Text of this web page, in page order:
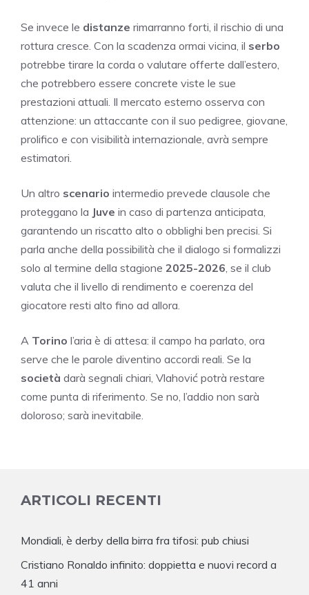
Se invece le distanze rimarranno forti, il rischio di una
rottura cresce. Con la scadenza ormai vicina, il serbo
potrebbe tirare la corda o valutare offerte dall’estero,
che potrebbero essere concrete viste le sue
prestazioni attuali. Il mercato esterno osserva con
attenzione: un attaccante con il suo pedigree, giovane,
prolifico e con visibilità internazionale, avrà sempre
estimatori.
Un altro scenario intermedio prevede clausole che
proteggano la Juve in caso di partenza anticipata,
garantendo un riscatto alto o obblighi ben precisi. Si
parla anche della possibilità che il dialogo si formalizzi
solo al termine della stagione 2025-2026, se il club
valuta che il livello di rendimento e coerenza del
giocatore resti alto fino ad allora.
A Torino l’aria è di attesa: il campo ha parlato, ora
serve che le parole diventino accordi reali. Se la
società darà segnali chiari, Vlahović potrà restare
come punta di riferimento. Se no, l’addio non sarà
doloroso; sarà inevitabile.
ARTICOLI RECENTI
Mondiali, è derby della birra fra tifosi: pub chiusi
Cristiano Ronaldo infinito: doppietta e nuovi record a
41 anni